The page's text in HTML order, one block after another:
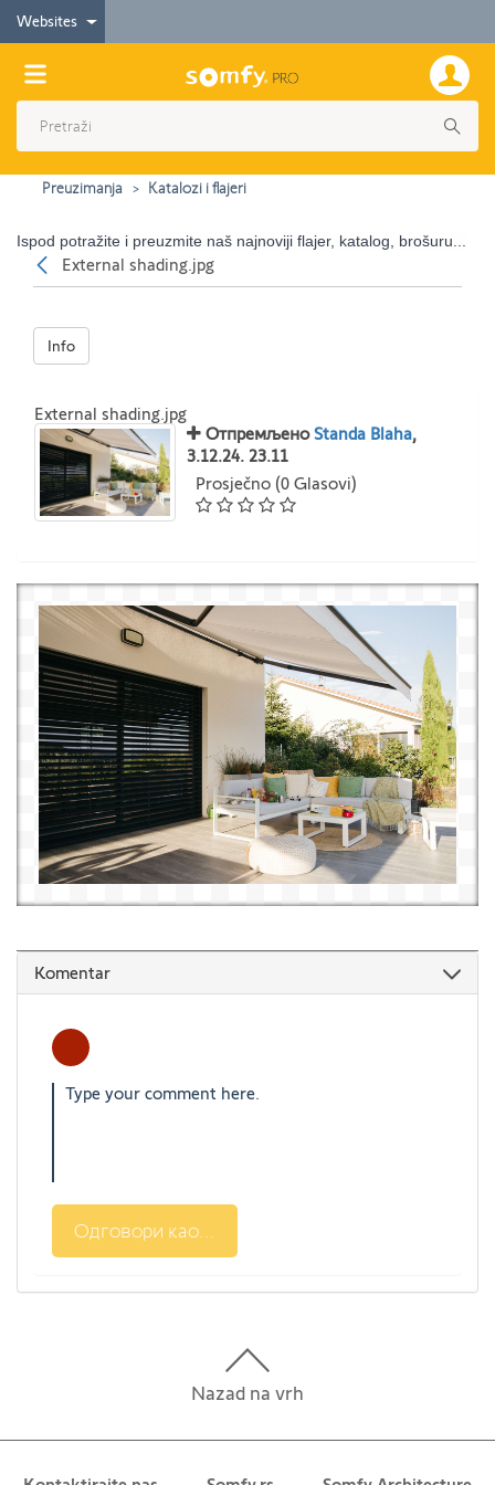
Websites
Preuzimanja Katalozi i flajeri
Ispod potražite i preuzmite naš najnoviji flajer, katalog, brošuru...
Nazad
External shading.jpg
Info
External shading.jpg
ОтпремљеноStanda Blaha,
3.12.24. 23.11
Prosječno (0 Glasovi)
Komentar
Одговори као...
Nazad na vrh